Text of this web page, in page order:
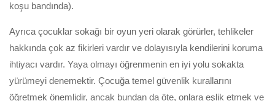
koşu bandında).
Ayrıca çocuklar sokağı bir oyun yeri olarak görürler, tehlikeler
hakkında çok az fikirleri vardır ve dolayısıyla kendilerini koruma
ihtiyacı vardır. Yaya olmayı öğrenmenin en iyi yolu sokakta
yürümeyi denemektir. Çocuğa temel güvenlik kurallarını
öğretmek önemlidir, ancak bundan da öte, onlara eşlik etmek ve